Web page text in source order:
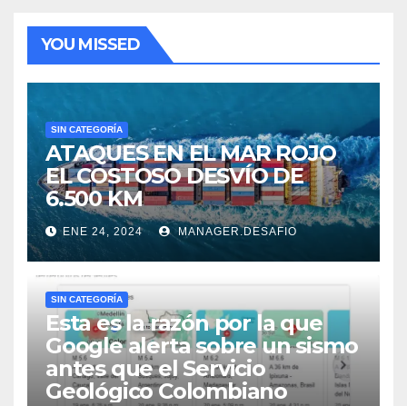
YOU MISSED
SIN CATEGORÍA
ATAQUES EN EL MAR ROJO
EL COSTOSO DESVÍO DE
6.500 KM
ENE 24, 2024 MANAGER.DESAFIO
SIN CATEGORÍA
Esta es la razón por la que
Google alerta sobre un sismo
antes que el Servicio
Geológico Colombiano